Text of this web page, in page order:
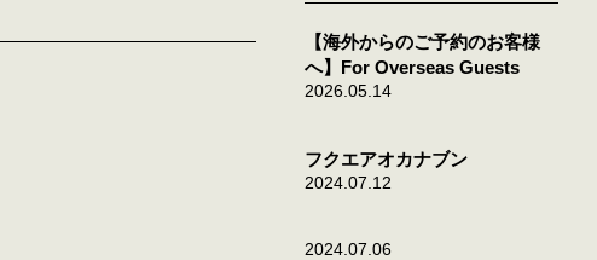
【海外からのご予約のお客様
へ】For Overseas Guests
2026.05.14
フクエアオカナブン
2024.07.12
2024.07.06